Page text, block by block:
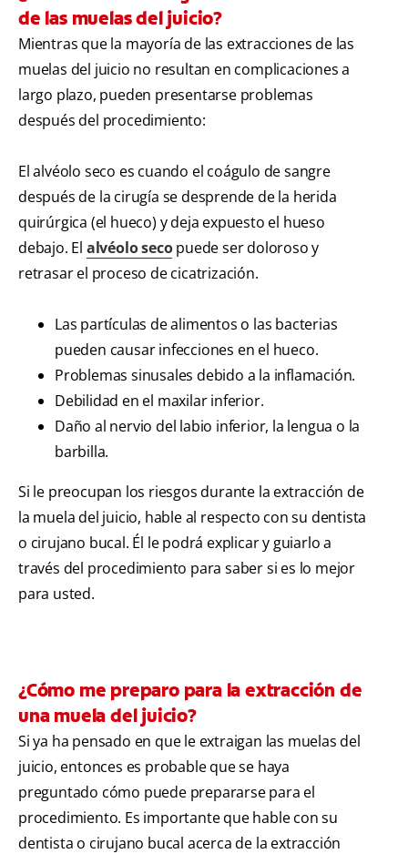
de las muelas del juicio?
Mientras que la mayoría de las extracciones de las
muelas del juicio no resultan en complicaciones a
largo plazo, pueden presentarse problemas
después del procedimiento:
El alvéolo seco es cuando el coágulo de sangre
después de la cirugía se desprende de la herida
quirúrgica (el hueco) y deja expuesto el hueso
debajo. El alvéolo secopuede ser doloroso y
retrasar el proceso de cicatrización.
Las partículas de alimentos o las bacterias
pueden causar infecciones en el hueco.
Problemas sinusales debido a la inflamación.
Debilidad en el maxilar inferior.
Daño al nervio del labio inferior, la lengua o la
barbilla.
Si le preocupan los riesgos durante la extracción de
la muela del juicio, hable al respecto con su dentista
o cirujano bucal. Él le podrá explicar y guiarlo a
través del procedimiento para saber si es lo mejor
para usted.
¿Cómo me preparo para la extracción de
una muela del juicio?
Si ya ha pensado en que le extraigan las muelas del
juicio, entonces es probable que se haya
preguntado cómo puede prepararse para el
procedimiento. Es importante que hable con su
dentista o cirujano bucal acerca de la extracción